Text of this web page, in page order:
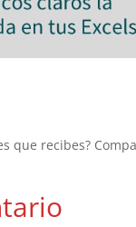
que recibes?